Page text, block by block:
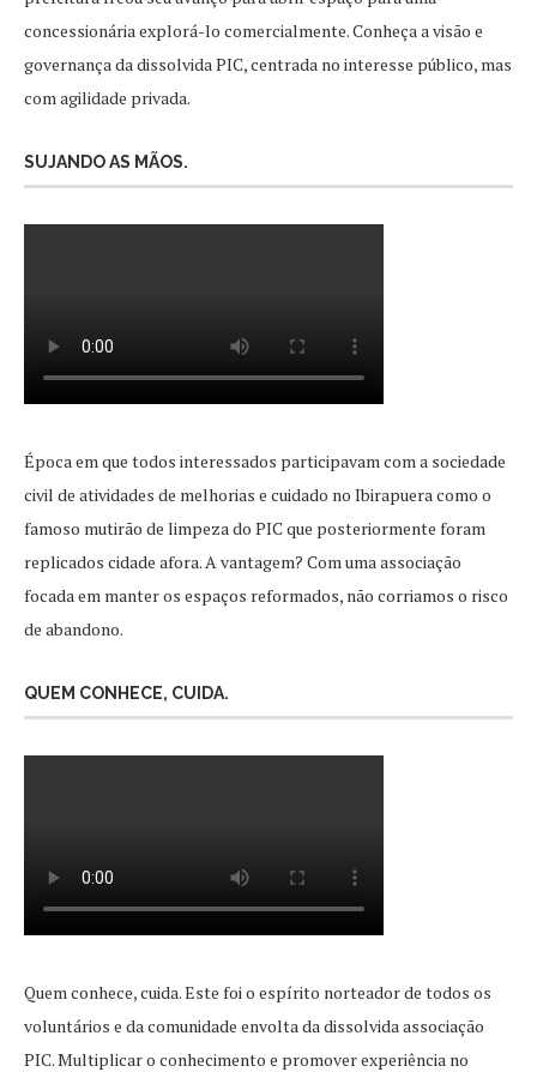
concessionária explorá-lo comercialmente. Conheça a visão e
governança da dissolvida PIC, centrada no interesse público, mas
com agilidade privada.
SUJANDO AS MÃOS.
Época em que todos interessados participavam com a sociedade
civil de atividades de melhorias e cuidado no Ibirapuera como o
famoso mutirão de limpeza do PIC que posteriormente foram
replicados cidade afora. A vantagem? Com uma associação
focada em manter os espaços reformados, não corriamos o risco
de abandono.
QUEM CONHECE, CUIDA.
Quem conhece, cuida. Este foi o espírito norteador de todos os
voluntários e da comunidade envolta da dissolvida associação
PIC. Multiplicar o conhecimento e promover experiência no